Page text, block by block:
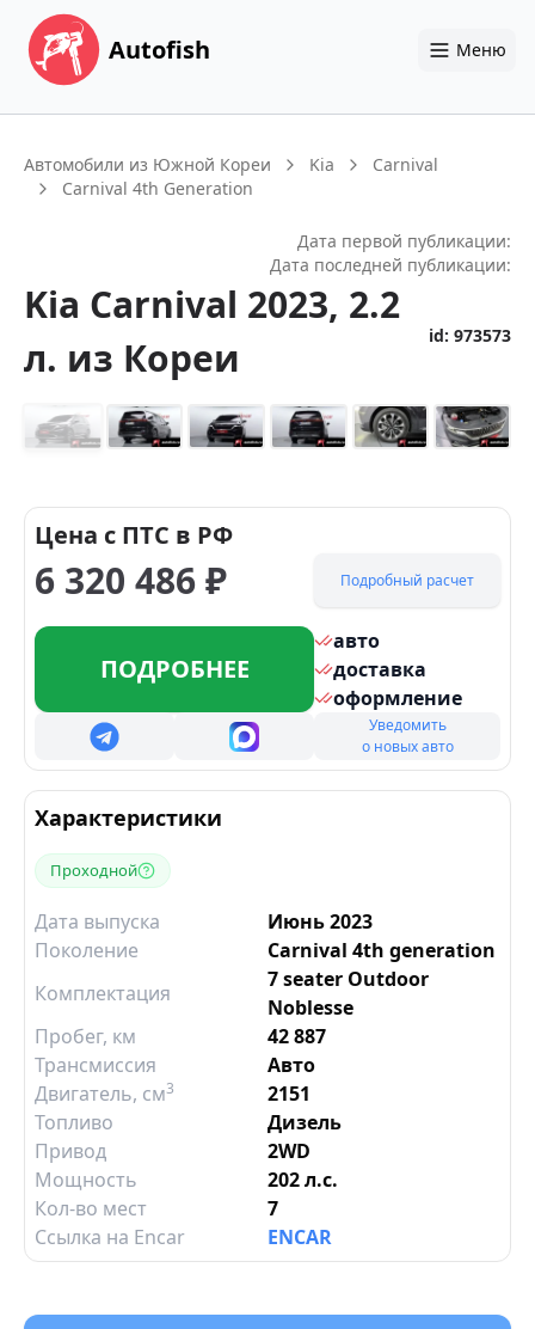
Autofish Меню
Автомобили из Южной Кореи Kia
Carnival
Carnival 4th Generation
Дата первой публикации:
Дата последней публикации:
Kia Carnival 2023, 2.2
л. из Кореи id: 973573
Цена с ПТС в РФ
6 320 486₽ Подробный расчет
ПОДРОБНЕЕ
авто
доставка
оформление
Уведомить
о новых авто
Характеристики
Проходной
Дата выпуска
Июнь 2023
Поколение
Carnival 4th generation
Комплектация
7 seater Outdoor
Noblesse
Пробег, км
42 887
Трансмиссия
Авто
Двигатель, см3
2151
Топливо
Дизель
Привод
2WD
Мощность
202 л.с.
Кол-во мест
7
Ссылка на Encar
ENCAR